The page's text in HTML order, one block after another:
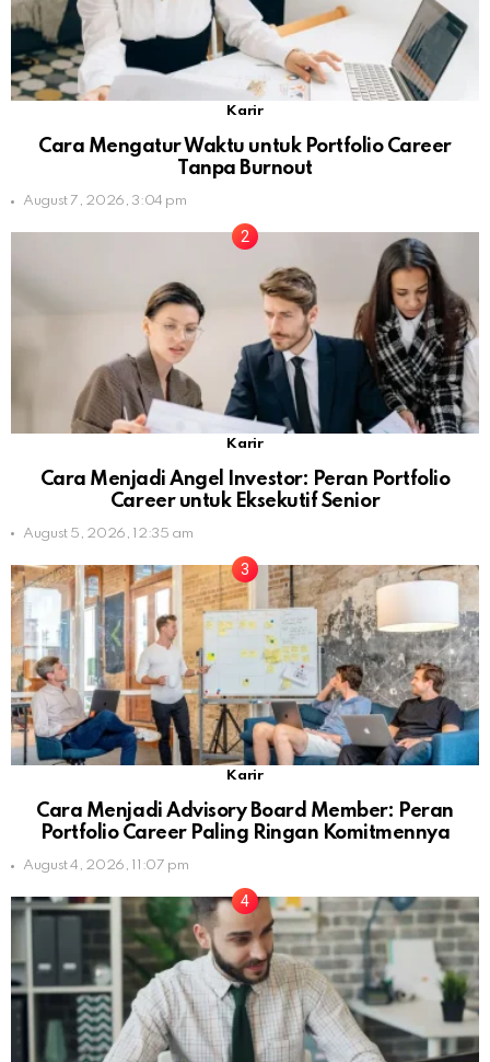
Karir
Cara Mengatur Waktu untuk Portfolio Career
Tanpa Burnout
August 7, 2026, 3:04 pm
Karir
Cara Menjadi Angel Investor: Peran Portfolio
Career untuk Eksekutif Senior
August 5, 2026, 12:35 am
Karir
Cara Menjadi Advisory Board Member: Peran
Portfolio Career Paling Ringan Komitmennya
August 4, 2026, 11:07 pm